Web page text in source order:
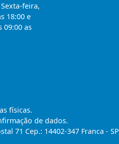
feira,
18:00 e
09:00 as
físicas.
de dados.
71 Cep.: 14402-347 Franca - SP